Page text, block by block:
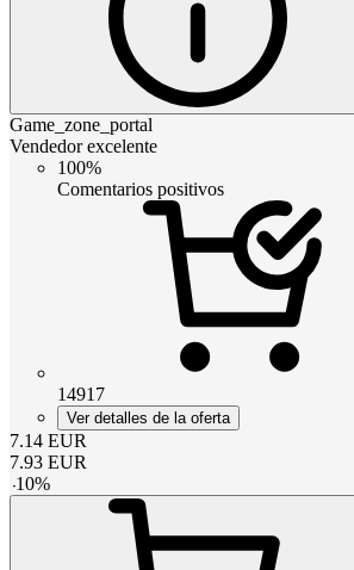
Game_zone_portal
Vendedor excelente
100%
Comentarios positivos
14917
Ver detalles de la oferta
7.14 EUR
7.93 EUR
-10%